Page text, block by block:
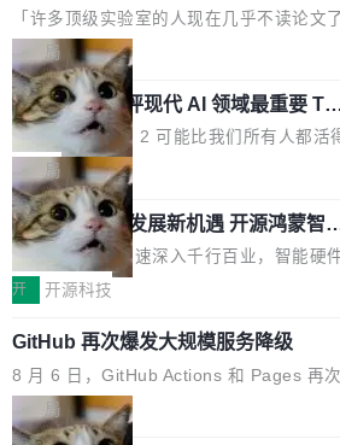
的严苛使用需求。 澎湃功率，紧凑机身 钛
600PG5 AI TOP具备强悍输出功率，同时
机身尺寸大幅精简。整机长度仅16厘米，
功率段机身尺寸十分紧凑的1600W电源产
巧机身有效提升市面主流标准A...
元。数字广告与公共关系相关服务市场更
25年的8463亿美元扩张至2026年的8763
元。数字的背后是一个清晰的事实——品牌
业化营销服务的需求从未如此迫切。 但市
的同时,服务商的竞争逻辑正在改变。2026
Agency年度合辑的观察指出,“产品”这个离
者最近的载体,在整个品牌营销层面的权重
高了。全域营销服务商的竞争正在从规模转
度,案例厚度、全域覆盖、多线协同...
了
「许多顶级实验室的人现在几乎不读论文
且他们认为 ICLR/ICML/NeurIPS 充斥着大
度宣传和欺诈。」 OpenAI 研究员 Keller
n 这条推文引发了广泛讨论。他不是在说风
话，他是说出了一个圈内人尽皆知但很少公
破的事实。 Jordan 随后补充了一句软化声
「我不认为这些会议上大部分论文都在过度
或造假。问题是，作为读者，如果你筛选出
看起来最令人兴奋的论文，那它们大部分都
度宣传的。」 这才是真正的痛点。不是所
都有问题，是最吸引眼球的那批论文最有问
他引用的帖子来自 Mathew Shen，一位
026 的读者：「看了篇 ...
局
xAI 前工程师评现代 AI 领域最重要
3 开源项目
Flash Attention 2 可能比我们所有人都活
这句话不是来自某个技术博客，而是出自
Pham 的一条推文。Hieu Pham 是谁？他
的早期工程师之一，在 Grok 训练基础设施
工作过。近日他在 X 上发了一条帖子，列
认为现代 AI 领域最重要的三个开源项目。
理由很具体。FA 系列不需要解释，但 FA2
认为最重要的一个——复杂度恰到好处，刚
驱动你去学 CuTe，但还没被那些"邪恶的"
er++ 优化所淹没，足够容易修改和适配。
局
共商智能硬件发展新机遇 开源鸿蒙智
硬件开发者日杭州站即将举行
随着万物智联加速深入千行百业，智能硬
单点设备迈向智能化、网联化、协同化发展
鸿蒙通过统一技术底座和分布式能力，为不
型智能设备的开发、连接与互联提供关键支
也为产业链企业探索产品创新与商业增长打
的空间。 8月14日，开源鸿蒙智能硬件开
开 开源科技
GitHub 再次爆发大规模服务降级
8 月 6 日，GitHub Actions 和 Pages 再
模服务降级，Actions 完全不可用超过 5 小
webhook 停发，连自托管 runner 也因调
局